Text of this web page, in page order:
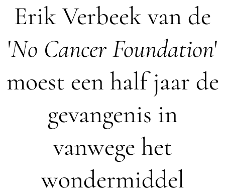
Erik Verbeek van de
'No Cancer Foundation'
moest een half jaar de
gevangenis in
vanwege het
wondermiddel